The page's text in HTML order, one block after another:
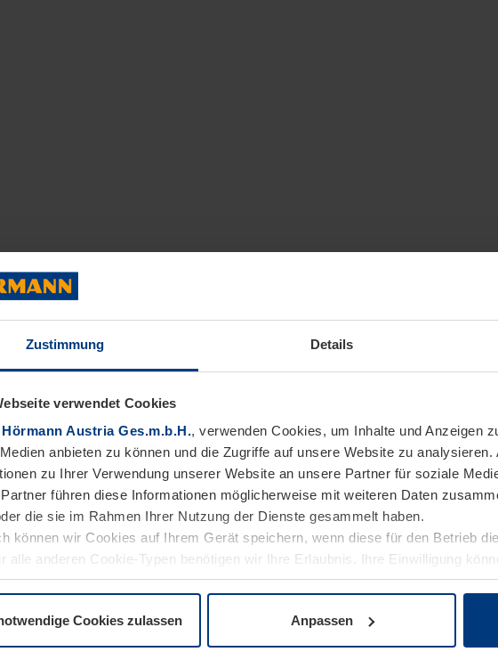
Zustimmung Details
verwendet Cookies
Hörmann Austria Ges.m.b.H., verwenden Cookies, um Inhalte und Anzeigen
anbieten zu können und die Zugriffe auf unsere Website zu analysieren.
zu Ihrer Verwendung unserer Website an unsere Partner für soziale
führen diese Informationen möglicherweise mit weiteren Daten
die sie im Rahmen Ihrer Nutzung der Dienste gesammelt haben.
können wir Cookies auf Ihrem Gerät speichern, wenn diese für den Betrieb
alle anderen Cookie-Typen benötigen wir Ihre Erlaubnis. Ihre Einwilligung
auf der SeiteDatenschutzerklärungunserer Website ändern oder
Cookies zulassen Anpassen